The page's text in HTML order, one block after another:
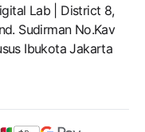
Lab | District 8,
Sudirman No.Kav
Ibukota Jakarta